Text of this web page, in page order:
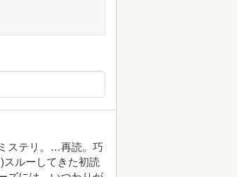
ステリ。…再読。巧
ルーしてきた初読